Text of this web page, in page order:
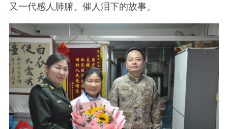
又一代感人肺腑、催人泪下的故事。